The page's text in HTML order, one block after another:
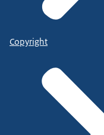
Copyright